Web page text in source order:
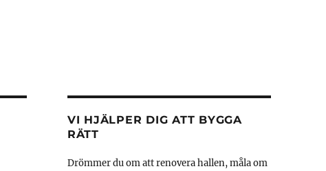
VI HJÄLPER DIG ATT BYGGA
RÄTT
Drömmer du om att renovera hallen, måla om